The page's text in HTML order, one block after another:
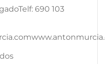
690 103